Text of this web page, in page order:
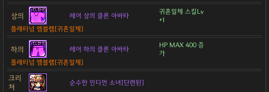
상의 레어 상의 클론 아바타
귀혼일체 스킬Lv
+1
플래티넘 엠블렘[귀혼일체]
하의 레어 하의 클론 아바타
HP MAX 400 증
가
플래티넘 엠블렘[귀혼일체]
크리
쳐
순수한 인디언 소녀[단련된]